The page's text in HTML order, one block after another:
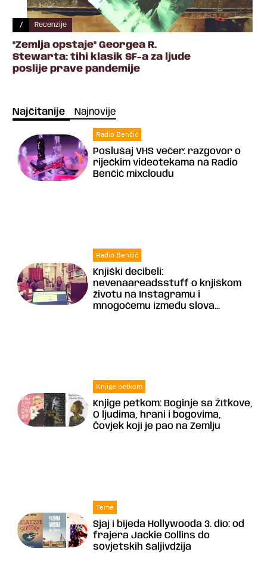
/ Recenzije
"Zemlja opstaje" Georgea R.
Stewarta: tihi klasik SF-a za ljude
poslije prave pandemije
Najčitanije Najnovije
Radio Benčić
Poslušaj VHS večer: razgovor o
riječkim videotekama na Radio
Benčić mixcloudu
Radio Benčić
Knjiški decibeli:
nevenaareadsstuff o knjiškom
životu na Instagramu i
mnogočemu između slova...
Knjige petkom
Knjige petkom: Boginje sa Žítkove,
O ljudima, hrani i bogovima,
Čovjek koji je pao na Zemlju
Teme
Sjaj i bijeda Hollywooda 3. dio: od
frajera Jackie Collins do
sovjetskih šaljivdžija